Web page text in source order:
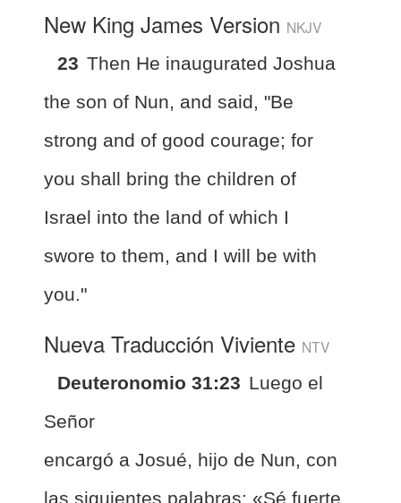
New King James Version NKJV
23 Then He inaugurated Joshua
the son of Nun, and said, "Be
strong and of good courage; for
you shall bring the children of
Israel into the land of which I
swore to them, and I will be with
you."
Nueva Traducción Viviente NTV
Deuteronomio 31:23 Luego el
Señor
encargó a Josué, hijo de Nun, con
las siguientes palabras: «Sé fuerte